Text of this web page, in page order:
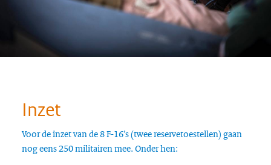
Inzet
Voor de inzet van de 8 F-16’s (twee reservetoestellen) gaan
nog eens 250 militairen mee. Onder hen: